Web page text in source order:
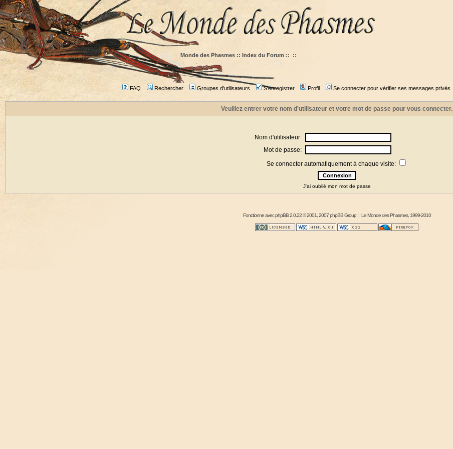
Monde des Phasmes :: Index du Forum :: ::
FAQ Rechercher Groupes d'utilisateurs S'enregistrer Profil Se connecter pour vérifier ses messages privés
Veuillez entrer votre nom d'utilisateur et votre mot de passe pour vous connecter.
Nom d'utilisateur:
Mot de passe:
Se connecter automatiquement à chaque visite:
J'ai oublié mon mot de passe
Fonctionne avecphpBB2.0.22 © 2001, 2007 phpBB Group : :Le Monde des Phasmes, 1999-2010